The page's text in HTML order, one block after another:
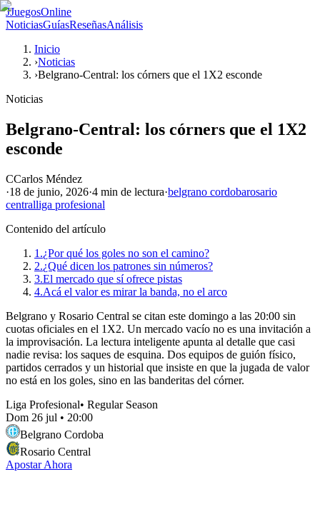
JJuegosOnline
NoticiasGuíasReseñasAnálisis
Inicio
›Noticias
›Belgrano-Central: los córners que el 1X2 esconde
Noticias
Belgrano-Central: los córners que el 1X2
esconde
CCarlos Méndez
·18 de junio, 2026·4 min de lectura·belgrano cordobarosario
centralliga profesional
Contenido del artículo
1.¿Por qué los goles no son el camino?
2.¿Qué dicen los patrones sin números?
3.El mercado que sí ofrece pistas
4.Acá el valor es mirar la banda, no el arco
Belgrano y Rosario Central se citan este domingo a las 20:00 sin
cuotas oficiales en el 1X2. Un mercado vacío no es una invitación a
la improvisación. La lectura inteligente apunta al detalle que casi
nadie revisa: los saques de esquina. Dos equipos de guión físico,
partidos cerrados y un historial que insiste en que la jugada de valor
no está en los goles, sino en las banderitas del córner.
Liga Profesional• Regular Season
Dom 26 jul • 20:00
Belgrano Cordoba
Rosario Central
Apostar Ahora